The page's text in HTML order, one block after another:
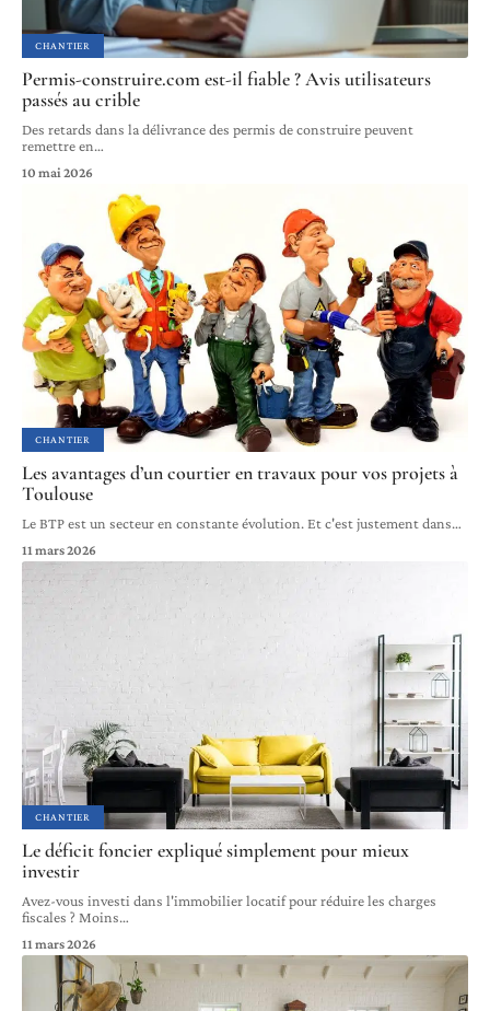
CHANTIER
Permis-construire.com est-il fiable ? Avis utilisateurs
passés au crible
Des retards dans la délivrance des permis de construire peuvent
remettre en…
10 mai 2026
CHANTIER
Les avantages d’un courtier en travaux pour vos projets à
Toulouse
Le BTP est un secteur en constante évolution. Et c'est justement dans…
11 mars 2026
CHANTIER
Le déficit foncier expliqué simplement pour mieux
investir
Avez-vous investi dans l'immobilier locatif pour réduire les charges
fiscales ? Moins…
11 mars 2026